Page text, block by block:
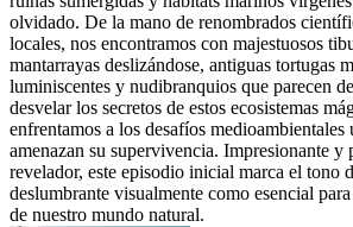
olvidado. De la mano de renombrados
locales, nos encontramos con majestuosos
mantarrayas deslizándose, antiguas tortugas
luminiscentes y nudibranquios que parecen
desvelar los secretos de estos ecosistemas
enfrentamos a los desafíos medioambientales
amenazan su supervivencia. Impresionante y
revelador, este episodio inicial marca el tono
deslumbrante visualmente como esencial
de nuestro mundo natural.